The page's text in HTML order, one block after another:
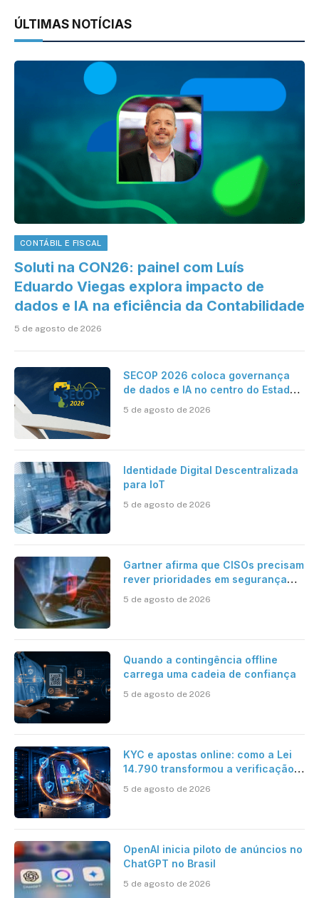
ÚLTIMAS NOTÍCIAS
CONTÁBIL E FISCAL
Soluti na CON26: painel com Luís
Eduardo Viegas explora impacto de
dados e IA na eficiência da Contabilidade
5 de agosto de 2026
SECOP 2026 coloca governança
de dados e IA no centro do Estado
5 de agosto de 2026
Identidade Digital Descentralizada
para IoT
5 de agosto de 2026
Gartner afirma que CISOs precisam
rever prioridades em segurança
desafios impostos pela Inteligência
5 de agosto de 2026
Quando a contingência offline
carrega uma cadeia de confiança
5 de agosto de 2026
KYC e apostas online: como a Lei
14.790 transformou a verificação
brasileiro
5 de agosto de 2026
OpenAI inicia piloto de anúncios no
ChatGPT no Brasil
5 de agosto de 2026